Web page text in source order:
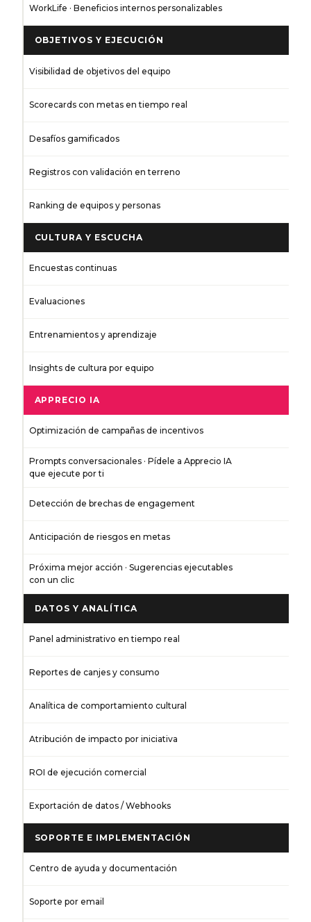
WorkLife · Beneficios internos personalizables
OBJETIVOS Y EJECUCIÓN
Visibilidad de objetivos del equipo
Scorecards con metas en tiempo real
Desafíos gamificados
Registros con validación en terreno
Ranking de equipos y personas
CULTURA Y ESCUCHA
Encuestas continuas
Evaluaciones
Entrenamientos y aprendizaje
Insights de cultura por equipo
APPRECIO IA
Optimización de campañas de incentivos
Prompts conversacionales · Pídele a Apprecio IA
que ejecute por ti
Detección de brechas de engagement
Anticipación de riesgos en metas
Próxima mejor acción · Sugerencias ejecutables
con un clic
DATOS Y ANALÍTICA
Panel administrativo en tiempo real
Reportes de canjes y consumo
Analítica de comportamiento cultural
Atribución de impacto por iniciativa
ROI de ejecución comercial
Exportación de datos / Webhooks
SOPORTE E IMPLEMENTACIÓN
Centro de ayuda y documentación
Soporte por email